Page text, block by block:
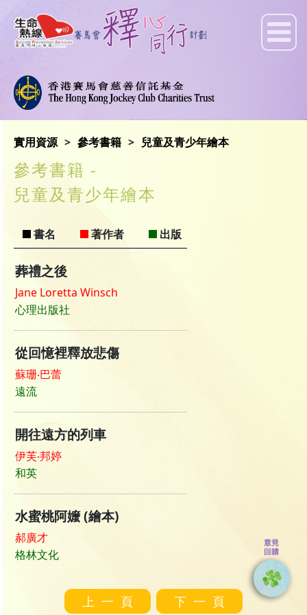
實用資源 參考書籍 兒童及青少年繪本
參考書籍 -
兒童及青少年繪本
書名 著作者 出版
葬禮之後
Jane Loretta Winsch
心理出版社
從回憶裡釋放悲傷
蘇珊‧巴蕾
遠流
開往遠方的列車
伊芙‧邦婷
和英
水蜜桃阿嬤 (繪本)
郝廣才
格林文化
上一頁 下一頁